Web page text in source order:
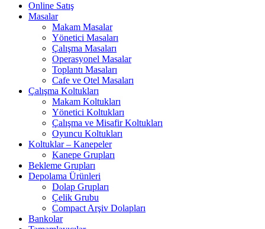
Online Satış
Masalar
Makam Masalar
Yönetici Masaları
Çalışma Masaları
Operasyonel Masalar
Toplantı Masaları
Cafe ve Otel Masaları
Çalışma Koltukları
Makam Koltukları
Yönetici Koltukları
Çalışma ve Misafir Koltukları
Oyuncu Koltukları
Koltuklar – Kanepeler
Kanepe Grupları
Bekleme Grupları
Depolama Ürünleri
Dolap Grupları
Çelik Grubu
Compact Arşiv Dolapları
Bankolar